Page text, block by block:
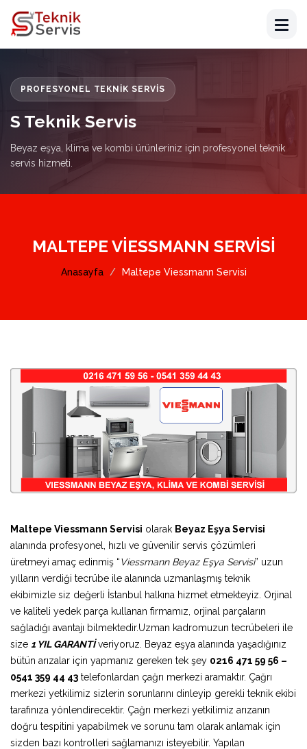
PROFESYONEL TEKNIK SERVIS
S Teknik Servis
Beyaz eşya, klima ve kombi ürünleriniz için profesyonel teknik
servis hizmeti.
MALTEPE VIESSMANN SERVISI
Anasayfa Maltepe Viessmann Servisi
Maltepe Viessmann Servisi olarak Beyaz Eşya Servisi
alanında profesyonel, hızlı ve güvenilir servis çözümleri
üretmeyi amaç edinmiş “Viessmann Beyaz Eşya Servisi” uzun
yılların verdiği tecrübe ile alanında uzmanlaşmış teknik
ekibimizle siz değerli İstanbul halkına hizmet etmekteyiz. Orjinal
ve kaliteli yedek parça kullanan firmamız, orjinal parçaların
sağladığı avantajı bilmektedir.Uzman kadromuzun tecrübeleri ile
size 1 YIL GARANTİveriyoruz. Beyaz eşya alanında yaşadığınız
bütün arızalar için yapmanız gereken tek şey 0216 471 59 56 –
0541 359 44 43 telefonlardan çağrı merkezi aramaktır. Çağrı
merkezi yetkilimiz sizlerin sorunlarını dinleyip gerekli teknik ekibi
tarafınıza yönlendirecektir. Çağrı merkezi yetkilimiz arızanın
doğru tespitini yapabilmek ve sorunu tam olarak anlamak için
sizden bazı kontrolleri sağlamanızı isteyebilir. Yapılan